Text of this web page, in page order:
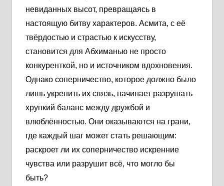
невиданных высот, превращаясь в
настоящую битву характеров. Асмита, с её
твёрдостью и страстью к искусству,
становится для Абхиманью не просто
конкуренткой, но и источником вдохновения.
Однако соперничество, которое должно было
лишь укрепить их связь, начинает разрушать
хрупкий баланс между дружбой и
влюблённостью. Они оказываются на грани,
где каждый шаг может стать решающим:
раскроет ли их соперничество искренние
чувства или разрушит всё, что могло бы
быть?